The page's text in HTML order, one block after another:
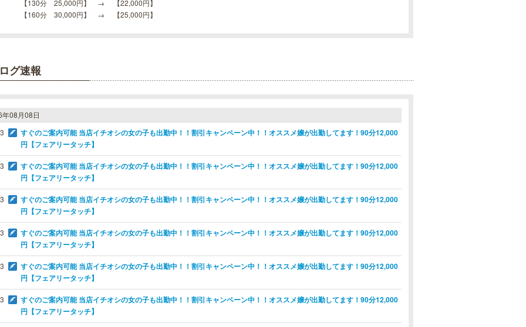
【130分 25,000円】 → 【22,000円】
【160分 30,000円】 → 【25,000円】
グ速報
08月08日
すぐのご案内可能 当店イチオシの女の子も出勤中！！割引キャンペーン中！！オススメ嬢が出勤してます！90分12,000
円【フェアリータッチ】
すぐのご案内可能 当店イチオシの女の子も出勤中！！割引キャンペーン中！！オススメ嬢が出勤してます！90分12,000
円【フェアリータッチ】
すぐのご案内可能 当店イチオシの女の子も出勤中！！割引キャンペーン中！！オススメ嬢が出勤してます！90分12,000
円【フェアリータッチ】
すぐのご案内可能 当店イチオシの女の子も出勤中！！割引キャンペーン中！！オススメ嬢が出勤してます！90分12,000
円【フェアリータッチ】
すぐのご案内可能 当店イチオシの女の子も出勤中！！割引キャンペーン中！！オススメ嬢が出勤してます！90分12,000
円【フェアリータッチ】
すぐのご案内可能 当店イチオシの女の子も出勤中！！割引キャンペーン中！！オススメ嬢が出勤してます！90分12,000
円【フェアリータッチ】